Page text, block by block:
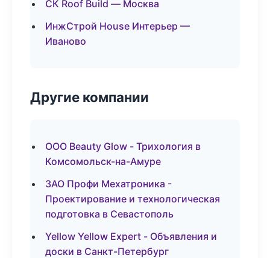
СК Roof Build — Москва
ИнжСтрой House Интерьер —
Иваново
Другие компании
ООО Beauty Glow - Трихология в
Комсомольск-на-Амуре
ЗАО Профи Мехатроника -
Проектирование и технологическая
подготовка в Севастополь
Yellow Yellow Expert - Объявления и
доски в Санкт-Петербург